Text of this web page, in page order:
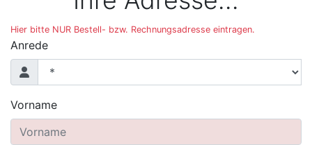
Hier bitte NUR Bestell- bzw. Rechnungsadresse eintragen.
Anrede
Vorname